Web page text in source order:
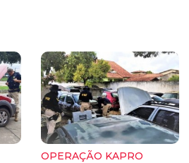
OPERAÇÃO KAPRO